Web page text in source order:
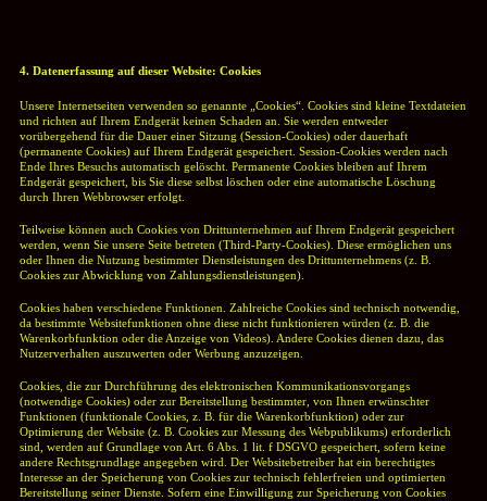
4. Datenerfassung auf dieser Website: Cookies
Unsere Internetseiten verwenden so genannte „Cookies“. Cookies sind kleine Textdateien
und richten auf Ihrem Endgerät keinen Schaden an. Sie werden entweder
vorübergehend für die Dauer einer Sitzung (Session-Cookies) oder dauerhaft
(permanente Cookies) auf Ihrem Endgerät gespeichert. Session-Cookies werden nach
Ende Ihres Besuchs automatisch gelöscht. Permanente Cookies bleiben auf Ihrem
Endgerät gespeichert, bis Sie diese selbst löschen oder eine automatische Löschung
durch Ihren Webbrowser erfolgt.
Teilweise können auch Cookies von Drittunternehmen auf Ihrem Endgerät gespeichert
werden, wenn Sie unsere Seite betreten (Third-Party-Cookies). Diese ermöglichen uns
oder Ihnen die Nutzung bestimmter Dienstleistungen des Drittunternehmens (z. B.
Cookies zur Abwicklung von Zahlungsdienstleistungen).
Cookies haben verschiedene Funktionen. Zahlreiche Cookies sind technisch notwendig,
da bestimmte Websitefunktionen ohne diese nicht funktionieren würden (z. B. die
Warenkorbfunktion oder die Anzeige von Videos). Andere Cookies dienen dazu, das
Nutzerverhalten auszuwerten oder Werbung anzuzeigen.
Cookies, die zur Durchführung des elektronischen Kommunikationsvorgangs
(notwendige Cookies) oder zur Bereitstellung bestimmter, von Ihnen erwünschter
Funktionen (funktionale Cookies, z. B. für die Warenkorbfunktion) oder zur
Optimierung der Website (z. B. Cookies zur Messung des Webpublikums) erforderlich
sind, werden auf Grundlage von Art. 6 Abs. 1 lit. f DSGVO gespeichert, sofern keine
andere Rechtsgrundlage angegeben wird. Der Websitebetreiber hat ein berechtigtes
Interesse an der Speicherung von Cookies zur technisch fehlerfreien und optimierten
Bereitstellung seiner Dienste. Sofern eine Einwilligung zur Speicherung von Cookies